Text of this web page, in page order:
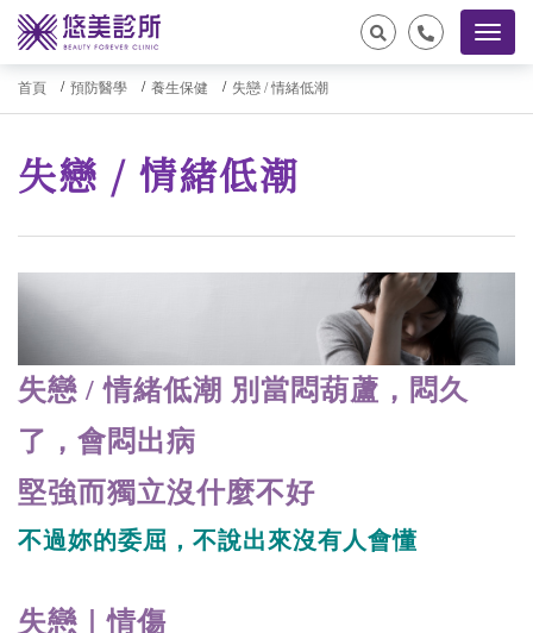
首頁 預防醫學 養生保健 失戀 / 情緒低潮
失戀 / 情緒低潮
失戀 / 情緒低潮 別當悶葫蘆，悶久
了，會悶出病
堅強而獨立沒什麼不好
不過妳的委屈，不說出來沒有人會懂
失戀｜情傷